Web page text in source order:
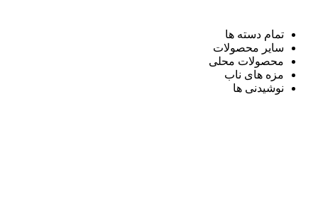
تمام دسته ها
سایر محصولات
محصولات محلی
مزه های ناب
نوشیدنی ها